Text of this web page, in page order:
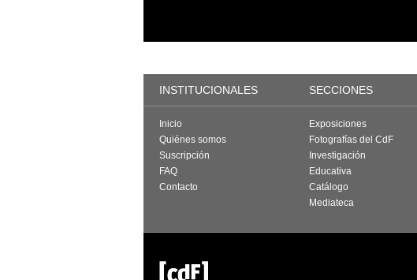
INSTITUCIONALES SECCIONES
Inicio
Quiénes somos
Suscripción
FAQ
Contacto
Exposiciones
Fotografías del CdF
Investigación
Educativa
Catálogo
Mediateca